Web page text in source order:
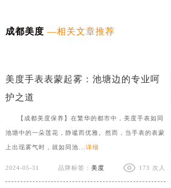
成都美度 —相关文章推荐
美度手表表蒙起雾：池塘边的专业呵
护之道
【成都美度保养】在繁华的都市中，美度手表如同
池塘中的一朵莲花，静谧而优雅。然而，当手表的表蒙
上出现雾气时，就如同池... 详细
2024-05-31 品牌标签： 美度 173 次人